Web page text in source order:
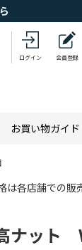
ログイン 会員登録
お買い物ガイド
は各店舗での販
ナット